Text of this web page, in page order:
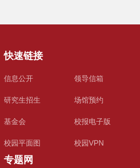
快速链接
信息公开 领导信箱
研究生招生 场馆预约
基金会 校报电子版
校园平面图 校园VPN
专题网